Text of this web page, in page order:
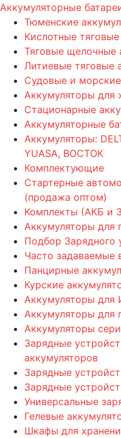
Аккумуляторные
Тюменские
Кислотные
Тяговые щелочные
Литиевые тяговые
Судовые и
Аккумуляторы для
Стационарные
Аккумуляторные
Аккумуляторы:
YUASA, ВОСТОК
Комплектующие
Стартерные
(продажа оптом)
Комплекты (АКБ и
Аккумуляторы для
Подбор Зарядного
Часто задаваемые
Панцирные
Курские
Аккумуляторы для
Аккумуляторы для
Аккумуляторы
Зарядные
аккумуляторов
Зарядные
Зарядные
Универсальные
Гелевые
Шкафы для